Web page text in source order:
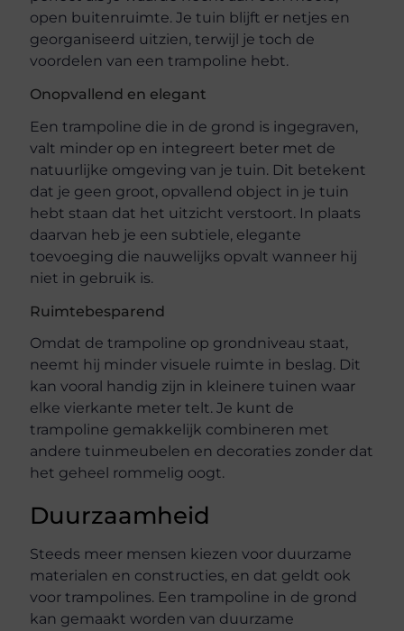
open buitenruimte. Je tuin blijft er netjes en
georganiseerd uitzien, terwijl je toch de
voordelen van een trampoline hebt.
Onopvallend en elegant
Een trampoline die in de grond is ingegraven,
valt minder op en integreert beter met de
natuurlijke omgeving van je tuin. Dit betekent
dat je geen groot, opvallend object in je tuin
hebt staan dat het uitzicht verstoort. In plaats
daarvan heb je een subtiele, elegante
toevoeging die nauwelijks opvalt wanneer hij
niet in gebruik is.
Ruimtebesparend
Omdat de trampoline op grondniveau staat,
neemt hij minder visuele ruimte in beslag. Dit
kan vooral handig zijn in kleinere tuinen waar
elke vierkante meter telt. Je kunt de
trampoline gemakkelijk combineren met
andere tuinmeubelen en decoraties zonder dat
het geheel rommelig oogt.
Duurzaamheid
Steeds meer mensen kiezen voor duurzame
materialen en constructies, en dat geldt ook
voor trampolines. Een trampoline in de grond
kan gemaakt worden van duurzame